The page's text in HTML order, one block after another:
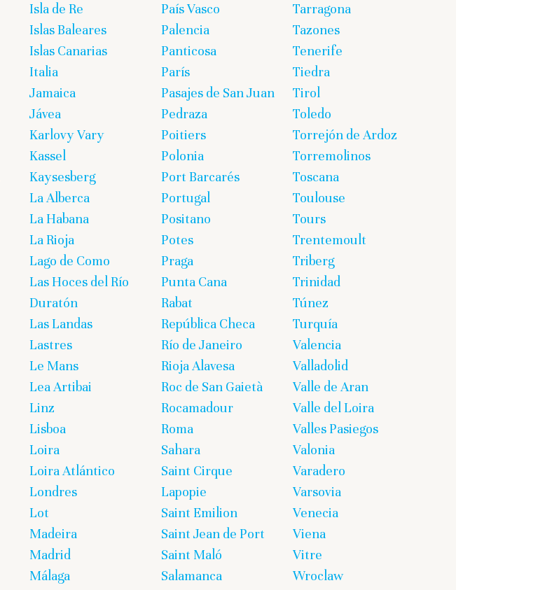
Isla de Re
Islas Baleares
Islas Canarias
Italia
Jamaica
Jávea
Karlovy Vary
Kassel
Kaysesberg
La Alberca
La Habana
La Rioja
Lago de Como
Las Hoces del Río
Duratón
Las Landas
Lastres
Le Mans
Lea Artibai
Linz
Lisboa
Loira
Loira Atlántico
Londres
Lot
Madeira
Madrid
Málaga
País Vasco
Palencia
Panticosa
París
Pasajes de San Juan
Pedraza
Poitiers
Polonia
Port Barcarés
Portugal
Positano
Potes
Praga
Punta Cana
Rabat
República Checa
Río de Janeiro
Rioja Alavesa
Roc de San Gaietà
Rocamadour
Roma
Sahara
Saint Cirque
Lapopie
Saint Emilion
Saint Jean de Port
Saint Maló
Salamanca
Tarragona
Tazones
Tenerife
Tiedra
Tirol
Toledo
Torrejón de Ardoz
Torremolinos
Toscana
Toulouse
Tours
Trentemoult
Triberg
Trinidad
Túnez
Turquía
Valencia
Valladolid
Valle de Aran
Valle del Loira
Valles Pasiegos
Valonia
Varadero
Varsovia
Venecia
Viena
Vitre
Wroclaw